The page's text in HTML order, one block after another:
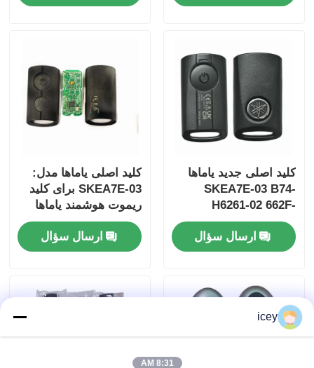
محصولات
37182-A7 فقط کنترل
ID47
کلید اصلی جدید یاماها
SKEA7E-03 B74-
H6261-02 662F-
SKEA7D03
ارسال سؤال
کلید اصلی یاماها مدل:
SKEA7E-03 برای کلید
ریموت هوشمند یاماها
B74-H6261-02/662F-
SKEA7D03ارسال سؤال
icey
8:31 AM